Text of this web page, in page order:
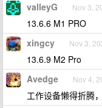
valleyG Nov 3,
13.6.6 M1 PRO
xingcy Nov 3,
13.6.9 M2 Pro
Avedge Nov 4,
工作设备懒得折腾